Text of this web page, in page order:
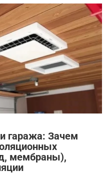
гаража: Зачем
мембраны),